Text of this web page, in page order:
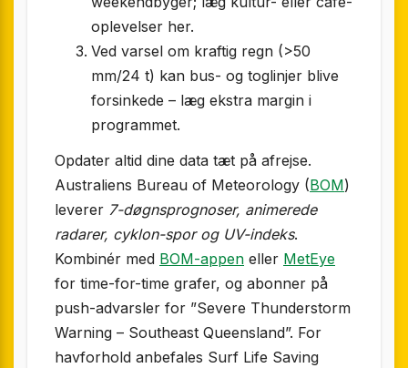
oplevelser her.
Ved varsel om kraftig regn (>50
mm/24 t) kan bus- og toglinjer blive
forsinkede – læg ekstra margin i
programmet.
Opdater altid dine data tæt på afrejse.
Australiens Bureau of Meteorology (BOM)
leverer 7-døgnsprognoser, anim­erede
radarer, cyklon-spor og UV-indeks.
Kombinér med BOM-appen eller MetEye
for time-for-time grafer, og abonner på
push-advarsler for ”Severe Thunderstorm
Warning – Southeast Queensland”. For
havforhold anbefales Surf Life Saving